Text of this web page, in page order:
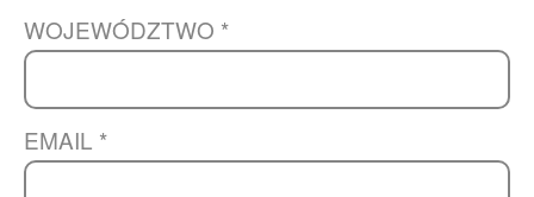
WOJEWÓDZTWO *
EMAIL *